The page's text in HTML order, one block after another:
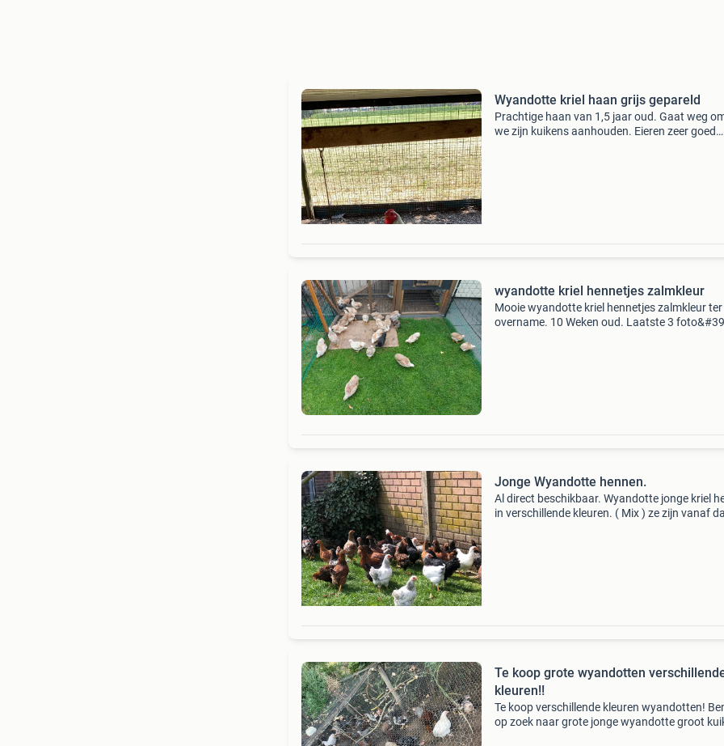
Wyandotte kriel haan grijs gepareld
Prachtige haan van 1,5 jaar oud. Gaat weg
we zijn kuikens aanhouden. Eieren zeer goed
wyandotte kriel hennetjes zalmkleur
Mooie wyandotte kriel hennetjes zalmkleur ter
overname. 10 Weken oud. Laatste 3
Jonge Wyandotte hennen.
Al direct beschikbaar. Wyandotte jonge kriel
in verschillende kleuren. ( Mix ) ze zijn vanaf
Te koop grote wyandotten
kleuren!!
Te koop verschillende kleuren wyandotten!
op zoek naar grote jonge wyandotte groot